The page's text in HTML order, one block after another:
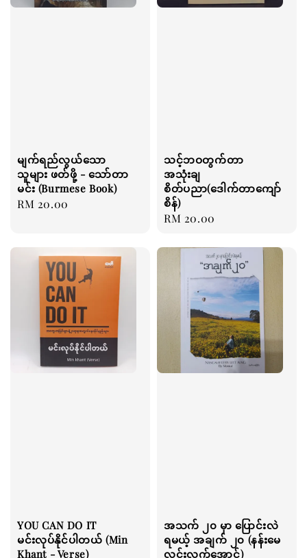
မျက်ရည်လွယ်သော
သူများ ဖတ်ဖို့ - သော်တာ
မင်း (Burmese Book)
Regular
RM 20.00
သင့်ဘဝတွက်တာ
အသုံးချ
စိတ်ပညာ(ဒေါက်တာကျော်
စိန်)
Regular
RM 20.00
YOU CAN DO IT
မင်းလုပ်နိုင်ပါတယ် (Min
Khant - Verse)
အသက် ၂၀ မှာ ပြောင်းလဲ
ရမယ့် အချက် ၂၀ (နန်းမေ
လင်းလက်အောင်)